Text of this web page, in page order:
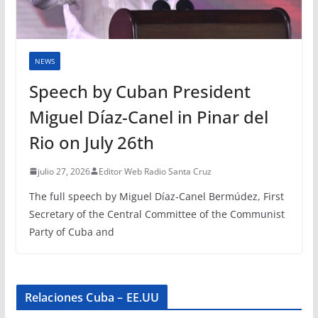
NEWS
Speech by Cuban President
Miguel Díaz-Canel in Pinar del
Rio on July 26th
julio 27, 2026 Editor Web Radio Santa Cruz
The full speech by Miguel Díaz-Canel Bermúdez, First
Secretary of the Central Committee of the Communist
Party of Cuba and
Relaciones Cuba – EE.UU